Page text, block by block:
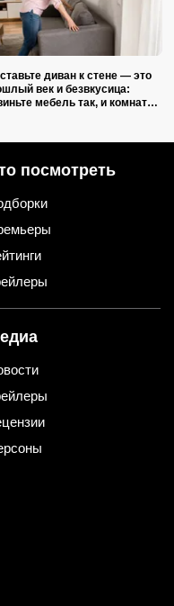
диван к стене — это
век и безвкусица:
мебель так, и комната
посмотреть